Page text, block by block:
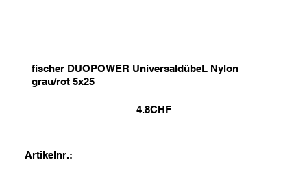
fischer DUOPOWER UniversaldübeL Nylon
grau/rot 5x25
4.8CHF
Artikelnr.: